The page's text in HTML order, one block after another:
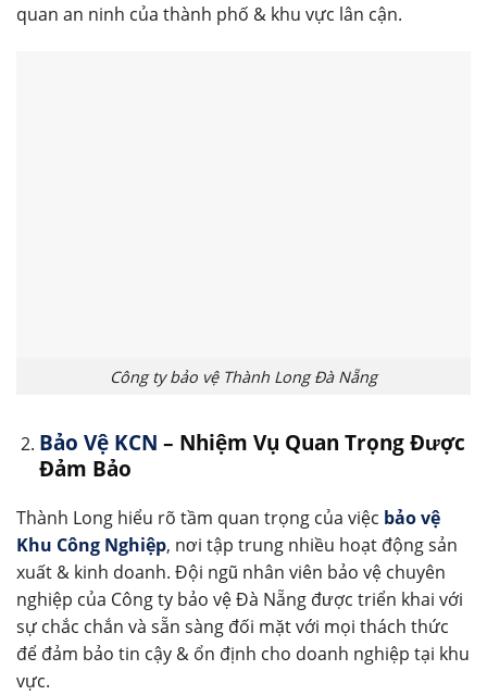
quan an ninh của thành phố & khu vực lân cận.
Công ty bảo vệ Thành Long Đà Nẵng
Bảo Vệ KCN – Nhiệm Vụ Quan Trọng Được
Đảm Bảo
Thành Long hiểu rõ tầm quan trọng của việc bảo vệ
Khu Công Nghiệp, nơi tập trung nhiều hoạt động sản
xuất & kinh doanh. Đội ngũ nhân viên bảo vệ chuyên
nghiệp của Công ty bảo vệ Đà Nẵng được triển khai với
sự chắc chắn và sẵn sàng đối mặt với mọi thách thức
để đảm bảo tin cậy & ổn định cho doanh nghiệp tại khu
vực.